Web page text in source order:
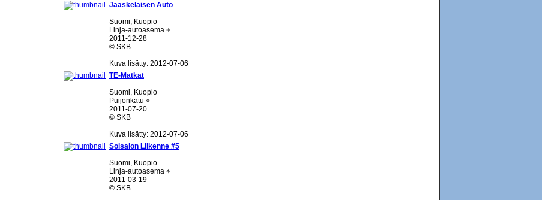
Jääskeläisen Auto
Suomi, Kuopio
Linja-autoasema ⌖
2011-12-28
© SKB
Kuva lisätty: 2012-07-06
TE-Matkat
Suomi, Kuopio
Puijonkatu ⌖
2011-07-20
© SKB
Kuva lisätty: 2012-07-06
Soisalon Liikenne #5
Suomi, Kuopio
Linja-autoasema ⌖
2011-03-19
© SKB